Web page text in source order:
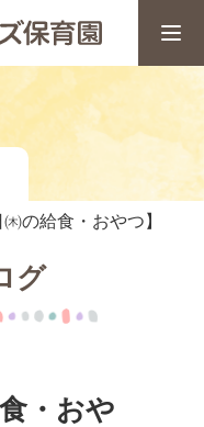
の給食・おやつ】
グ
・おや